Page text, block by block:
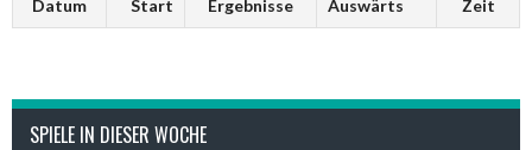
Datum Start Ergebnisse Auswärts Zeit
SPIELE IN DIESER WOCHE